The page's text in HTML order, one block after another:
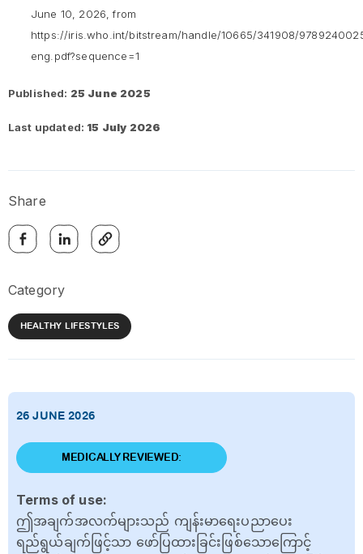
June 10, 2026, from
https://iris.who.int/bitstream/handle/10665/341908/
eng.pdf?sequence=1
Published: 25 June 2025
Last updated: 15 July 2026
Share
Category
HEALTHY LIFESTYLES
26 JUNE 2026
MEDICALLY REVIEWED:
Terms of use:
ဤအချက်အလက်များသည် ကျန်းမာရေးပညာပေး
ရည်ရွယ်ချက်ဖြင့်သာ ဖော်ပြထားခြင်းဖြစ်သောကြောင့်